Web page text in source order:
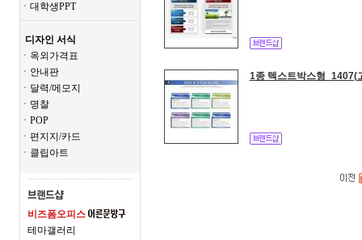
ㆍ대학생PPT
디자인 서식
ㆍ옥외가격표
ㆍ안내판
ㆍ달력/메모지
ㆍ명찰
ㆍPOP
ㆍ편지지/카드
ㆍ클립아트
비즈폼오피스
테마갤러리
1종 텍스트박스형_1407(